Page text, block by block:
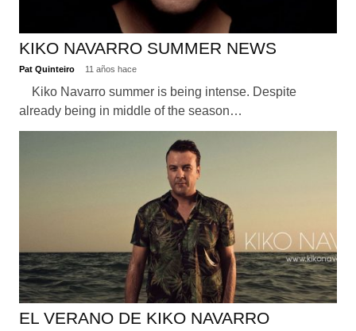
KIKO NAVARRO SUMMER NEWS
Pat Quinteiro 11 años hace
Kiko Navarro summer is being intense. Despite
already being in middle of the season…
EL VERANO DE KIKO NAVARRO